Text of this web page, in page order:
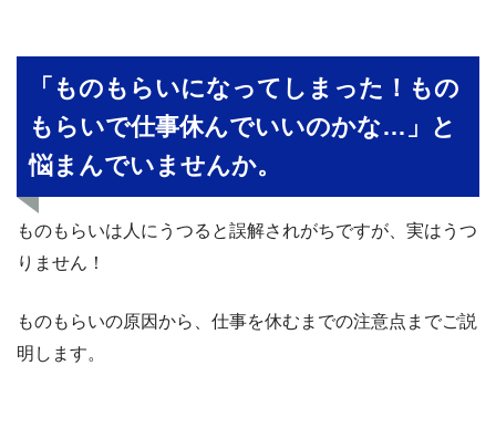
「ものもらいになってしまった！もの
もらいで仕事休んでいいのかな…」と
悩まんでいませんか。
ものもらいは人にうつると誤解されがちですが、実はうつ
りません！
ものもらいの原因から、仕事を休むまでの注意点までご説
明します。